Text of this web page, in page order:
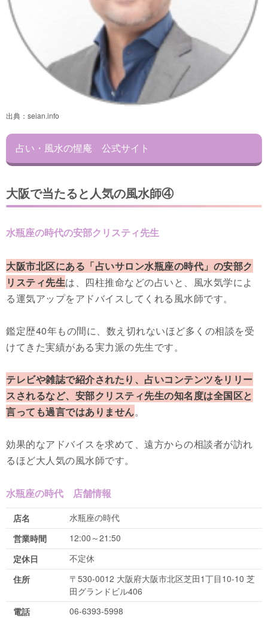
出典： seian.info
占い・風水の惺庵 公式サイト
大阪で当たると人気の風水師④
水瓶座の時代の安部クリスティ先生
大阪市北区にある「占いサロン水瓶座の時代」の安部ク
リスティ先生は、四柱推命などの占いと、風水気学によ
る運気アップをアドバイスしてくれる風水師です。
鑑定歴40年もの間に、数え切れないほど多くの相談を受
けてきた実績がある実力派の先生です。
テレビや雑誌で紹介されたり、占いコンテンツをリリー
スされるなど、安部クリスティ先生の知名度は全国区と
言っても過言ではありません。
効果的なアドバイスを求めて、遠方からの相談者が訪れ
るほど大人気の風水師です。
水瓶座の時代 店舗情報
店名
水瓶座の時代
営業時間
12:00～21:50
定休日
不定休
住所
〒530-0012 大阪府大阪市北区芝田1丁目10-10 芝
田グランドビル406
電話
06-6393-5998